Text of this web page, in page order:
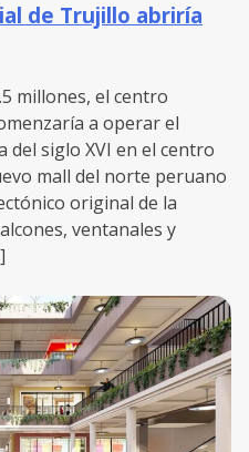
de Trujillo abriría
millones, el centro
a operar el
del siglo XVI en el centro
mall del norte peruano
original de la
ventanales y